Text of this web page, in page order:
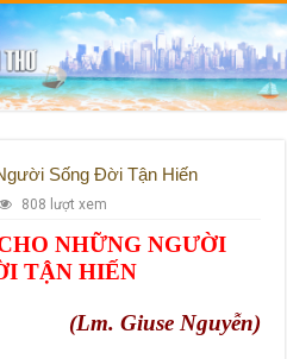
Sống Đời Tận Hiến
808 lượt xem
NHỮNG NGƯỜI
TẬN HIẾN
(Lm. Giuse Nguyễn)